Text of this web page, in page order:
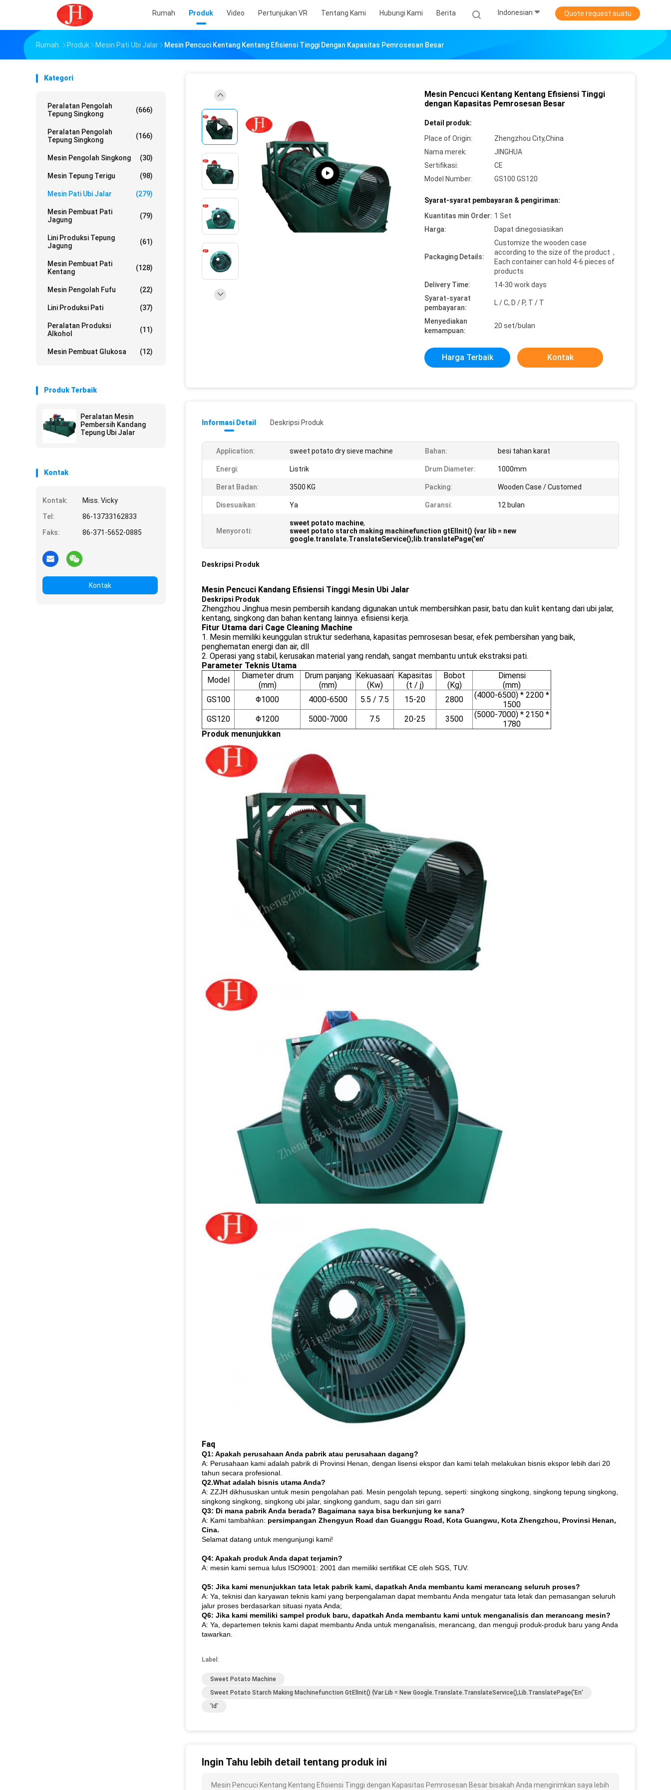
Rumah Produk Video Pertunjukan VR Tentang Kami Hubungi Kami Berita Indonesian Quote request suatu
Rumah Produk Mesin Pati Ubi Jalar Mesin Pencuci Kentang Kentang Efisiensi Tinggi Dengan Kapasitas Pemrosesan Besar
Kategori
Peralatan Pengolah
Tepung Singkong
(666)
Peralatan Pengolah
Tepung Singkong
(166)
Mesin Pengolah Singkong (30)
Mesin Tepung Terigu (98)
Mesin Pati Ubi Jalar (279)
Mesin Pembuat Pati
Jagung
(79)
Lini Produksi Tepung
Jagung
(61)
Mesin Pembuat Pati
Kentang
(128)
Mesin Pengolah Fufu (22)
Lini Produksi Pati (37)
Peralatan Produksi
Alkohol
(11)
Mesin Pembuat Glukosa (12)
Produk Terbaik
Peralatan Mesin
Pembersih Kandang
Tepung Ubi Jalar
Kontak
Kontak:
Miss. Vicky
Tel:
86-13733162833
Faks:
86-371-5652-0885
Kontak
Mesin Pencuci Kentang Kentang Efisiensi Tinggi
dengan Kapasitas Pemrosesan Besar
Detail produk:
Place of Origin:
Zhengzhou City,China
Nama merek:
JINGHUA
Sertifikasi:
CE
Model Number:
GS100 GS120
Syarat-syarat pembayaran & pengiriman:
Kuantitas min Order: 1 Set
Harga:
Dapat dinegosiasikan
Packaging Details:
Customize the wooden case
according to the size of the product，
Each container can hold 4-6 pieces of
products
Delivery Time:
14-30 work days
Syarat-syarat
pembayaran:
L / C, D / P, T / T
Menyediakan
kemampuan:
20 set/bulan
Harga Terbaik Kontak
Informasi Detail Deskripsi Produk
Application: sweet potato dry sieve machine Bahan: besi tahan karat
Energi: Listrik Drum Diameter: 1000mm
Berat Badan: 3500 KG Packing: Wooden Case / Customed
Disesuaikan: Ya Garansi: 12 bulan
Menyoroti:
sweet potato machine,
sweet potato starch making machinefunction gtElInit() {var lib = new
google.translate.TranslateService();lib.translatePage('en'
Deskripsi Produk
Mesin Pencuci Kandang Efisiensi Tinggi Mesin Ubi Jalar
Deskripsi Produk
Zhengzhou Jinghua mesin pembersih kandang digunakan untuk membersihkan pasir, batu dan kulit kentang dari ubi jalar,
kentang, singkong dan bahan kentang lainnya. efisiensi kerja.
Fitur Utama dari Cage Cleaning Machine
1. Mesin memiliki keunggulan struktur sederhana, kapasitas pemrosesan besar, efek pembersihan yang baik,
penghematan energi dan air, dll
2. Operasi yang stabil, kerusakan material yang rendah, sangat membantu untuk ekstraksi pati.
Parameter Teknis Utama
Model
Diameter drum
(mm)
Drum panjang
(mm)
Kekuasaan
(Kw)
Kapasitas
(t / j)
Bobot
(Kg)
Dimensi
(mm)
GS100
Φ1000 4000-6500 5.5 / 7.5 15-20 2800
(4000-6500) * 2200 *
1500
GS120
Φ1200 5000-7000 7.5 20-25 3500
(5000-7000) * 2150 *
1780
Produk menunjukkan
Faq
Q1: Apakah perusahaan Anda pabrik atau perusahaan dagang?
A: Perusahaan kami adalah pabrik di Provinsi Henan, dengan lisensi ekspor dan kami telah melakukan bisnis ekspor lebih dari 20
tahun secara profesional.
Q2.What adalah bisnis utama Anda?
A: ZZJH dikhususkan untuk mesin pengolahan pati. Mesin pengolah tepung, seperti: singkong singkong, singkong tepung singkong,
singkong singkong, singkong ubi jalar, singkong gandum, sagu dan siri garri
Q3: Di mana pabrik Anda berada? Bagaimana saya bisa berkunjung ke sana?
A: Kami tambahkan: persimpangan Zhengyun Road dan Guanggu Road, Kota Guangwu, Kota Zhengzhou, Provinsi Henan,
Cina.
Selamat datang untuk mengunjungi kami!
Q4: Apakah produk Anda dapat terjamin?
A: mesin kami semua lulus ISO9001: 2001 dan memiliki sertifikat CE oleh SGS, TUV.
Q5: Jika kami menunjukkan tata letak pabrik kami, dapatkah Anda membantu kami merancang seluruh proses?
A: Ya, teknisi dan karyawan teknis kami yang berpengalaman dapat membantu Anda mengatur tata letak dan pemasangan seluruh
jalur proses berdasarkan situasi nyata Anda;
Q6: Jika kami memiliki sampel produk baru, dapatkah Anda membantu kami untuk menganalisis dan merancang mesin?
A: Ya, departemen teknis kami dapat membantu Anda untuk menganalisis, merancang, dan menguji produk-produk baru yang Anda
tawarkan.
Label:
Sweet Potato Machine
Sweet Potato Starch Making Machinefunction GtElInit() {var Lib = New Google.translate.TranslateService();lib.translatePage('en'
'id'
Ingin Tahu lebih detail tentang produk ini
Mesin Pencuci Kentang Kentang Efisiensi Tinggi dengan Kapasitas Pemrosesan Besar bisakah Anda mengirimkan saya lebih